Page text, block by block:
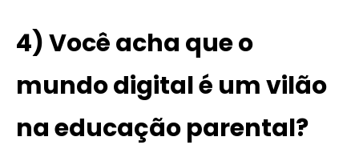
4) Você acha que o
mundo digital é um vilão
na educação parental?